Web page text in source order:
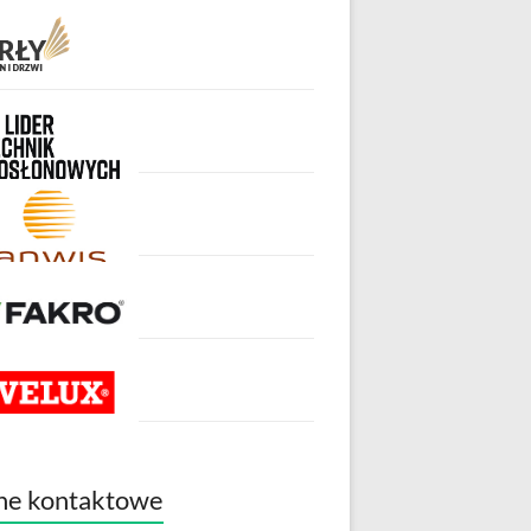
kontaktowe